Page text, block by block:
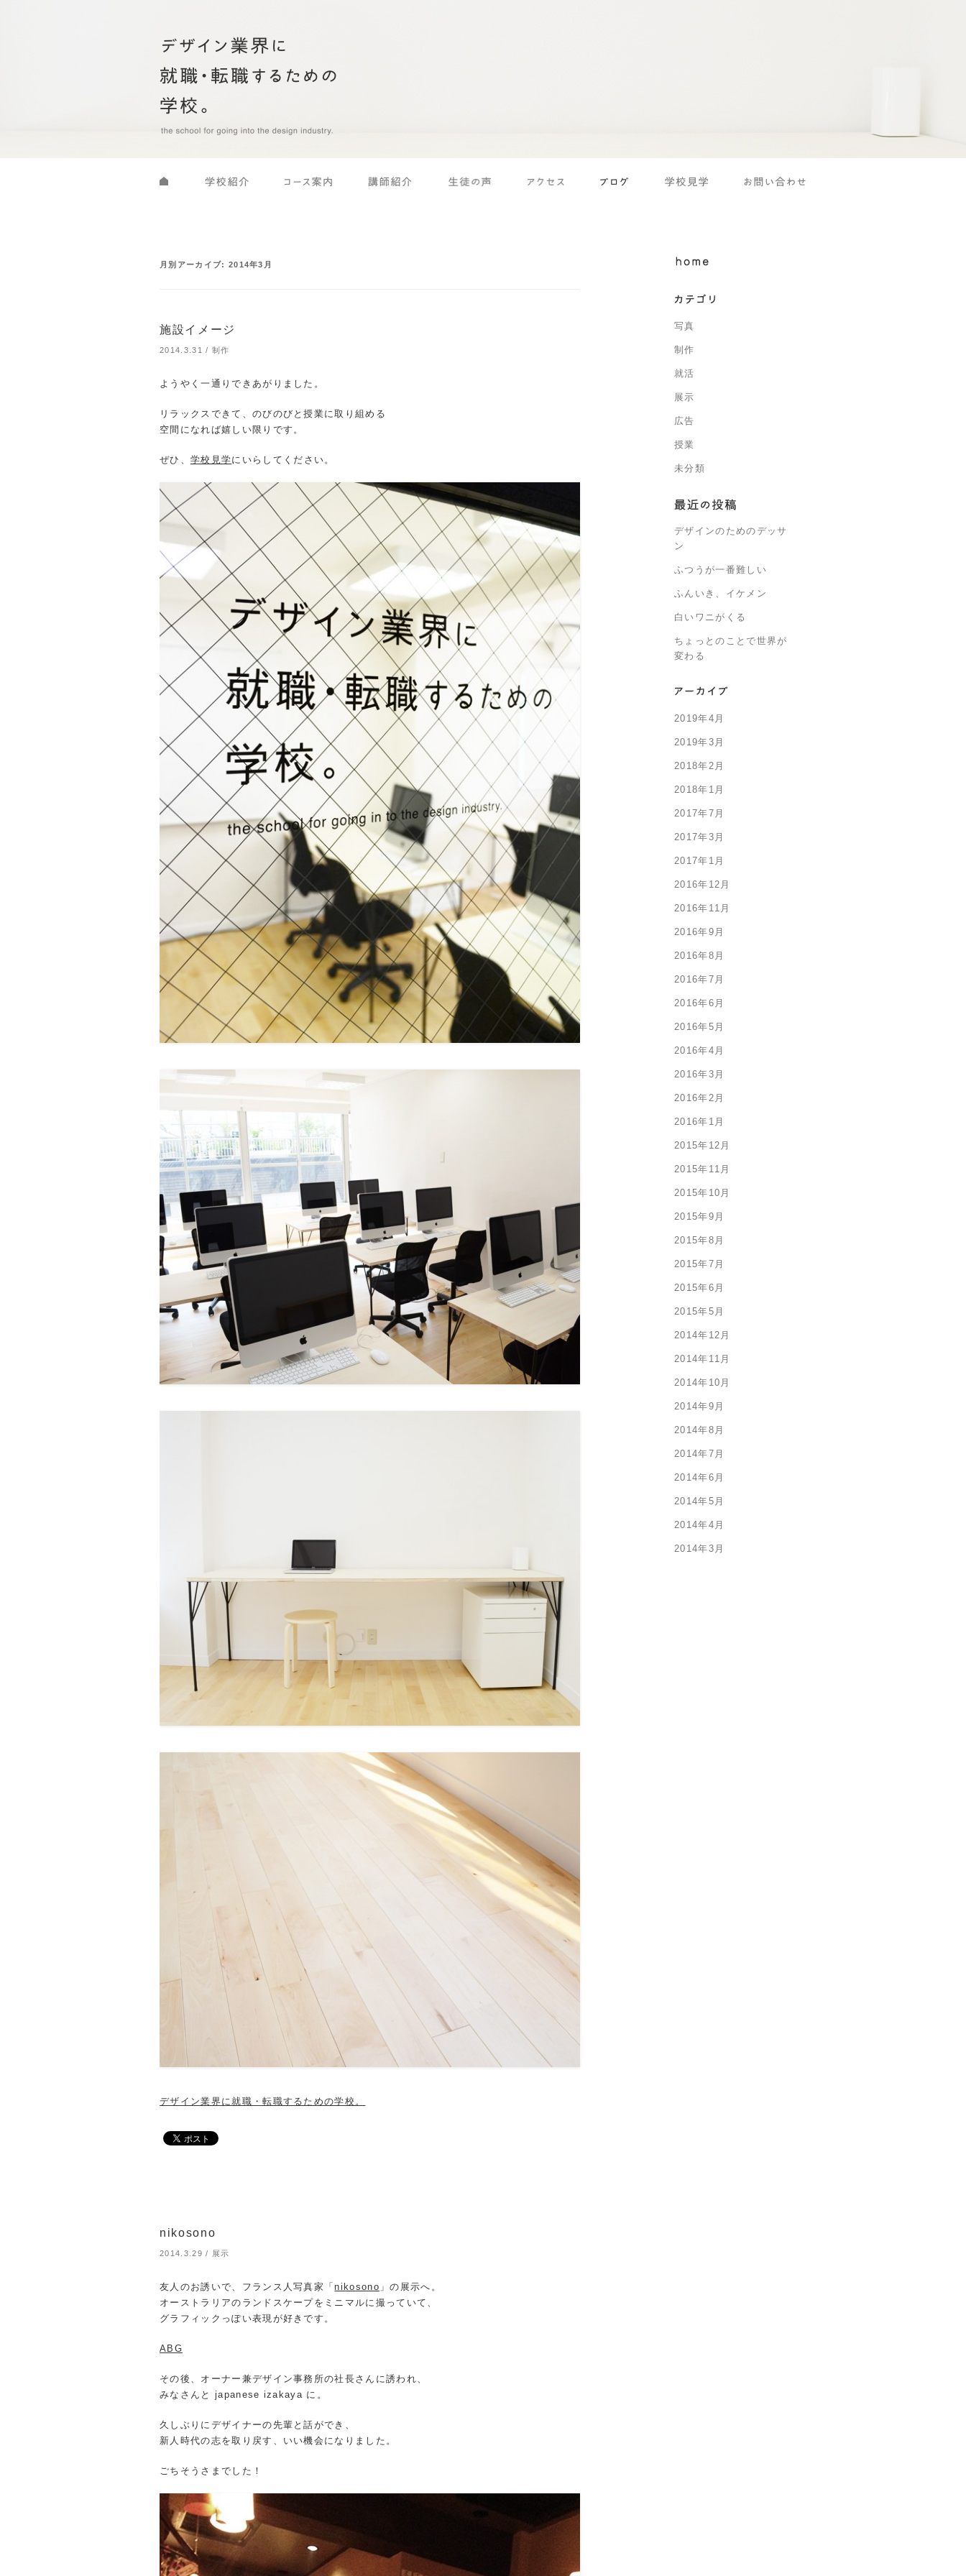
月別アーカイブ: 2014年3月
施設イメージ
2014.3.31/ 制作
ようやく一通りできあがりました。
リラックスできて、のびのびと授業に取り組める
空間になれば嬉しい限りです。
ぜひ、 学校見学にいらしてください。
デザイン業界に就職・転職するための学校。
nikosono
2014.3.29/ 展示
友人のお誘いで、フランス人写真家「nikosono 」の展示へ。
オーストラリアのランドスケープをミニマルに撮っていて、
グラフィックっぽい表現が好きです。
ABG
その後、オーナー兼デザイン事務所の社長さんに誘われ、
みなさんと japanese izakaya に。
久しぶりにデザイナーの先輩と話ができ、
新人時代の志を取り戻す、いい機会になりました。
ごちそうさまでした！
写真
制作
就活
展示
広告
授業
未分類
デザインのためのデッサ
ン
ふつうが一番難しい
ふんいき、イケメン
白いワニがくる
ちょっとのことで世界が
変わる
2019年4月
2019年3月
2018年2月
2018年1月
2017年7月
2017年3月
2017年1月
2016年12月
2016年11月
2016年9月
2016年8月
2016年7月
2016年6月
2016年5月
2016年4月
2016年3月
2016年2月
2016年1月
2015年12月
2015年11月
2015年10月
2015年9月
2015年8月
2015年7月
2015年6月
2015年5月
2014年12月
2014年11月
2014年10月
2014年9月
2014年8月
2014年7月
2014年6月
2014年5月
2014年4月
2014年3月